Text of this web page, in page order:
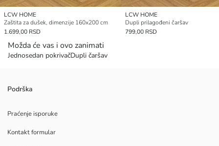
LCW HOME
Zaštita za dušek, dimenzije 160x200 cm
1.699,00 RSD
LCW HOME
Dupli prilagođeni čaršav
799,00 RSD
Možda će vas i ovo zanimati
Jednosedan pokrivačDupli čaršav
Podrška
Praćenje isporuke
Kontakt formular